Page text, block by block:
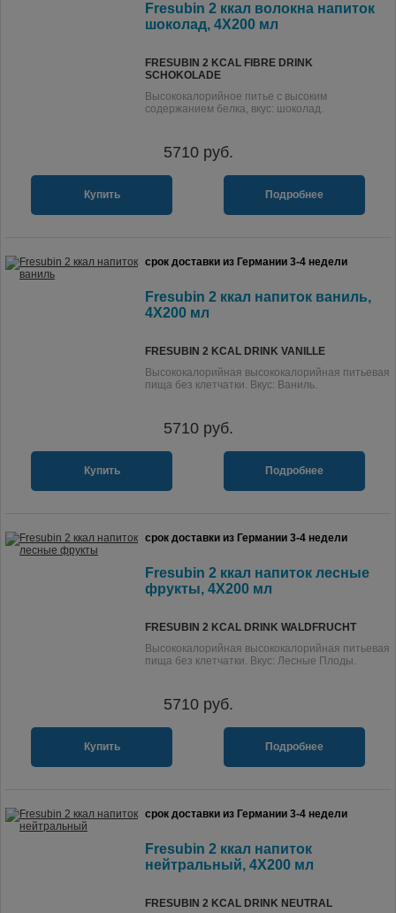
Fresubin 2 ккал волокна напиток
шоколад, 4X200 мл
FRESUBIN 2 KCAL FIBRE DRINK
SCHOKOLADE
Высококалорийное питье с высоким
содержанием белка, вкус: шоколад.
5710руб.
Купить Подробнее
срок доставки из Германии 3-4 недели
Fresubin 2 ккал напиток ваниль,
4X200 мл
FRESUBIN 2 KCAL DRINK VANILLE
Высококалорийная высококалорийная питьевая
пища без клетчатки. Вкус: Ваниль.
5710руб.
Купить Подробнее
срок доставки из Германии 3-4 недели
Fresubin 2 ккал напиток лесные
фрукты, 4X200 мл
FRESUBIN 2 KCAL DRINK WALDFRUCHT
Высококалорийная высококалорийная питьевая
пища без клетчатки. Вкус: Лесные Плоды.
5710руб.
Купить Подробнее
срок доставки из Германии 3-4 недели
Fresubin 2 ккал напиток
нейтральный, 4X200 мл
FRESUBIN 2 KCAL DRINK NEUTRAL